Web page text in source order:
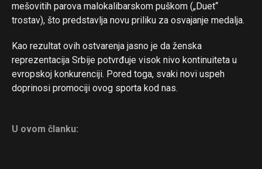
mešovitih parova malokalibarskom puškom („Duet“
trostav), što predstavlja novu priliku za osvajanje medalja.
Kao rezultat ovih ostvarenja jasno je da ženska
reprezentacija Srbije potvrđuje visok nivo kontinuiteta u
evropskoj konkurenciji. Pored toga, svaki novi uspeh
doprinosi promociji ovog sporta kod nas.
U ovom članku: